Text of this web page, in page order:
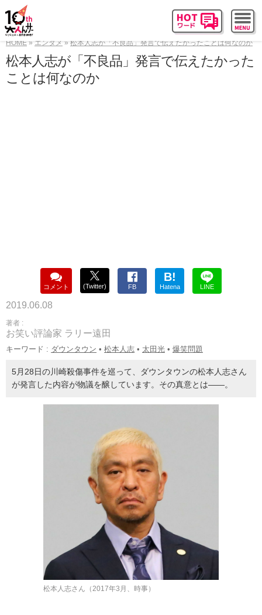
HOME エンタメ 松本人志が「不良品」発言で伝えたかったことは何なのか
松本人志が「不良品」発言で伝えたかった
ことは何なのか
コメント (Twitter) FB
B!
Hatena LINE
2019.06.08
著者 :
お笑い評論家 ラリー遠田
キーワード : ダウンタウン • 松本人志 • 太田光 • 爆笑問題
5月28日の川崎殺傷事件を巡って、ダウンタウンの松本人志さん
が発言した内容が物議を醸しています。その真意とは――。
松本人志さん（2017年3月、時事）